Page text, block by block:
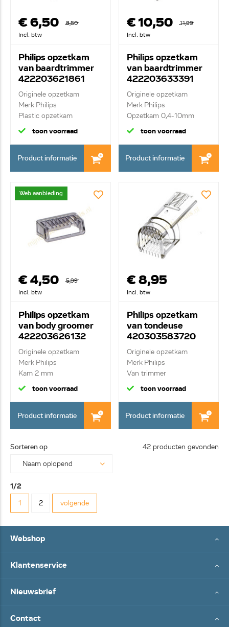
€ 6,50
8,50
Incl. btw
Philips opzetkam
van baardtrimmer
422203621861
Originele opzetkam
Merk Philips
Plastic opzetkam
toon voorraad
Product informatie
€ 10,50
11,99
Incl. btw
Philips opzetkam
van baardtrimmer
422203633391
Originele opzetkam
Merk Philips
Opzetkam 0,4-10mm
toon voorraad
Product informatie
Web aanbieding
€ 4,50
5,99
Incl. btw
Philips opzetkam
van body groomer
422203626132
CP0363
Originele opzetkam
Merk Philips
Kam 2 mm
toon voorraad
Product informatie
€ 8,95
Incl. btw
Philips opzetkam
van tondeuse
420303583720
Originele opzetkam
Merk Philips
Van trimmer
toon voorraad
Product informatie
Sorteren op 42 producten gevonden
1/2
1
2 volgende
Webshop
Klantenservice
Nieuwsbrief
Contact